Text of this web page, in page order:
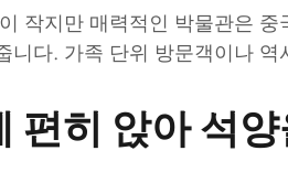
작지만 매력적인 박물관은
니다. 가족 단위 방문객이나
편히 앉아 석